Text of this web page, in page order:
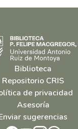
Biblioteca
Repositorio CRIS
de privacidad
Asesoría
sugerencias